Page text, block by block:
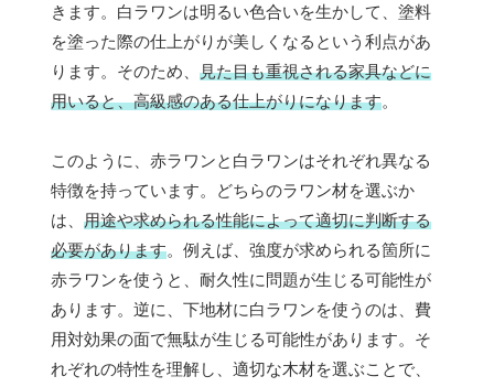
きます。白ラワンは明るい色合いを生かして、塗料
を塗った際の仕上がりが美しくなるという利点があ
ります。そのため、 見た目も重視される家具などに
用いると、高級感のある仕上がりになります。
このように、赤ラワンと白ラワンはそれぞれ異なる
特徴を持っています。どちらのラワン材を選ぶか
は、 用途や求められる性能によって適切に判断する
必要があります。例えば、強度が求められる箇所に
赤ラワンを使うと、耐久性に問題が生じる可能性が
あります。逆に、下地材に白ラワンを使うのは、費
用対効果の面で無駄が生じる可能性があります。そ
れぞれの特性を理解し、適切な木材を選ぶことで、